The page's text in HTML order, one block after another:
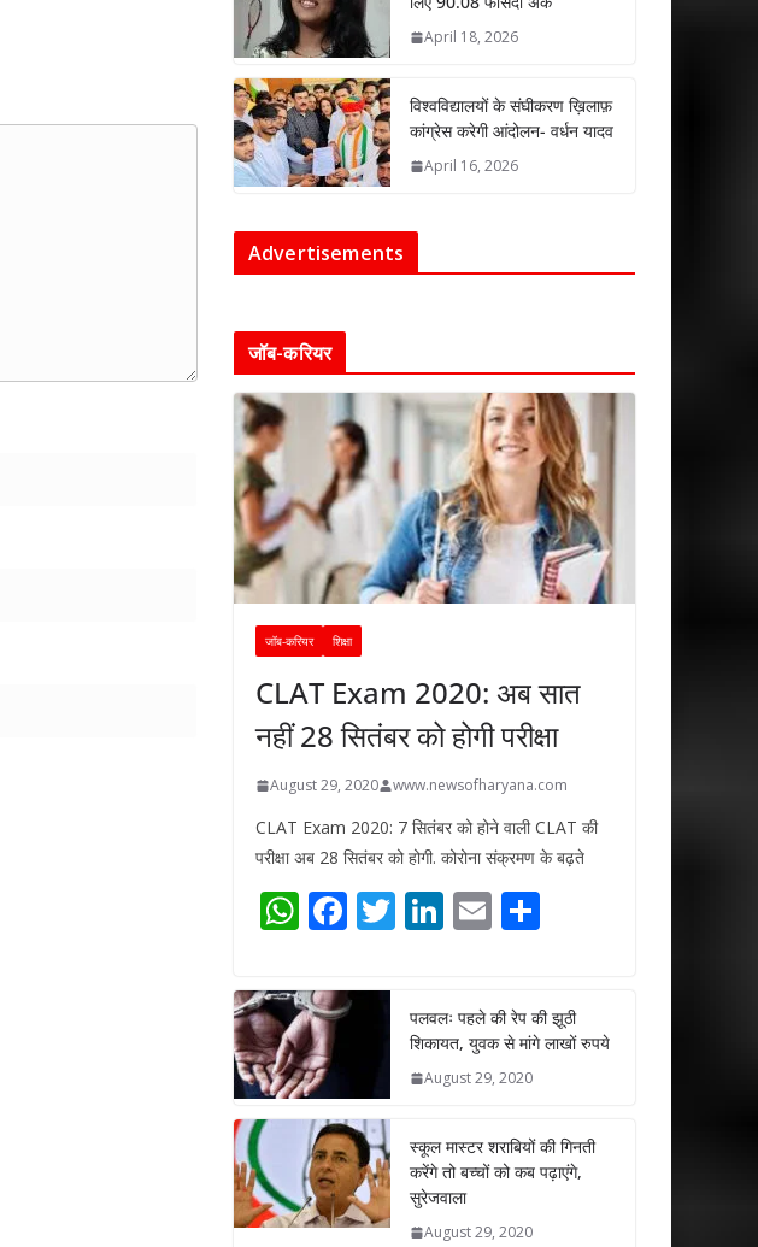
April 18, 2026
विश्वविद्यालयों के संघीकरण ख़िलाफ़
कांग्रेस करेगी आंदोलन- वर्धन यादव
April 16, 2026
Advertisements
जॉब-करियर
जॉब-करियर शिक्षा
CLAT Exam 2020: अब सात
नहीं 28 सितंबर को होगी परीक्षा
August 29, 2020 www.newsofharyana.com
CLAT Exam 2020: 7 सितंबर को होने वाली CLAT की
परीक्षा अब 28 सितंबर को होगी. कोरोना संक्रमण के बढ़ते
W
at
s
A
p
p
F
e
b
o
k
T
er
Li
e
dI
n
E
l e
पलवलः पहले की रेप की झूठी
शिकायत, युवक से मांगे लाखों रुपये
August 29, 2020
स्कूल मास्टर शराबियों की गिनती
करेंगे तो बच्चों को कब पढ़ाएंगे,
सुरेजवाला
August 29, 2020